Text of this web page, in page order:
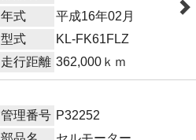
年式
平成16年02月
型式
KL-FK61FLZ
走行距離 362,000ｋｍ
管理番号 P32252